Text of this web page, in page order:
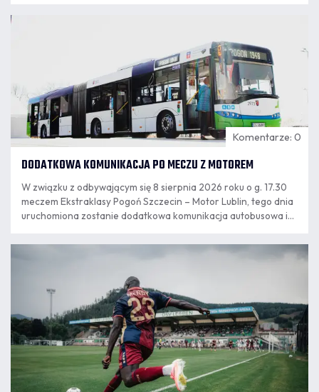
Komentarze: 0
DODATKOWA KOMUNIKACJA PO MECZU Z MOTOREM
W związku z odbywającym się 8 sierpnia 2026 roku o g. 17.30
meczem Ekstraklasy Pogoń Szczecin – Motor Lublin, tego dnia
uruchomiona zostanie dodatkowa komunikacja autobusowa i